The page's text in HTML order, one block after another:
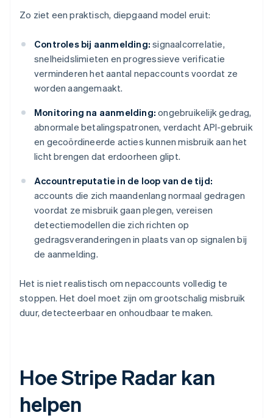
Zo ziet een praktisch, diepgaand model eruit:
Controles bij aanmelding: signaalcorrelatie,
snelheidslimieten en progressieve verificatie
verminderen het aantal nepaccounts voordat ze
worden aangemaakt.
Monitoring na aanmelding: ongebruikelijk gedrag,
abnormale betalingspatronen, verdacht API-gebruik
en gecoördineerde acties kunnen misbruik aan het
licht brengen dat erdoorheen glipt.
Accountreputatie in de loop van de tijd:
accounts die zich maandenlang normaal gedragen
voordat ze misbruik gaan plegen, vereisen
detectiemodellen die zich richten op
gedragsveranderingen in plaats van op signalen bij
de aanmelding.
Het is niet realistisch om nepaccounts volledig te
stoppen. Het doel moet zijn om grootschalig misbruik
duur, detecteerbaar en onhoudbaar te maken.
Hoe Stripe Radar kan
helpen